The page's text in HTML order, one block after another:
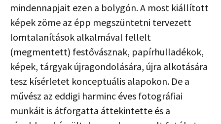
mindennapjait ezen a bolygón. A most kiállított
képek zöme az épp megszüntetni tervezett
lomtalanítások alkalmával fellelt
(megmentett) festővásznak, papírhulladékok,
képek, tárgyak újragondolására, újra alkotására
tesz kísérletet konceptuális alapokon. De a
művész az eddigi harminc éves fotográfiai
munkáit is átforgatta áttekintette és a